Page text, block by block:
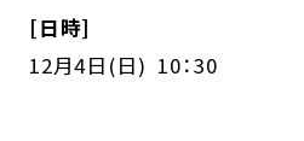
[日時]
12月4日(日) 10：30